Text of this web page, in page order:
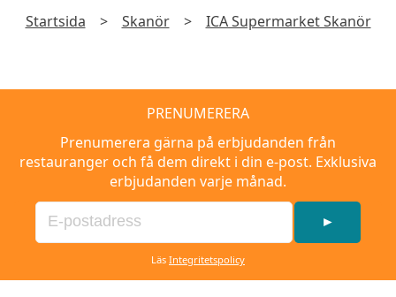
Startsida > Skanör > ICA Supermarket Skanör
PRENUMERERA
Prenumerera gärna på erbjudanden från
restauranger och få dem direkt i din e-post. Exklusiva
erbjudanden varje månad.
►
Läs Integritetspolicy